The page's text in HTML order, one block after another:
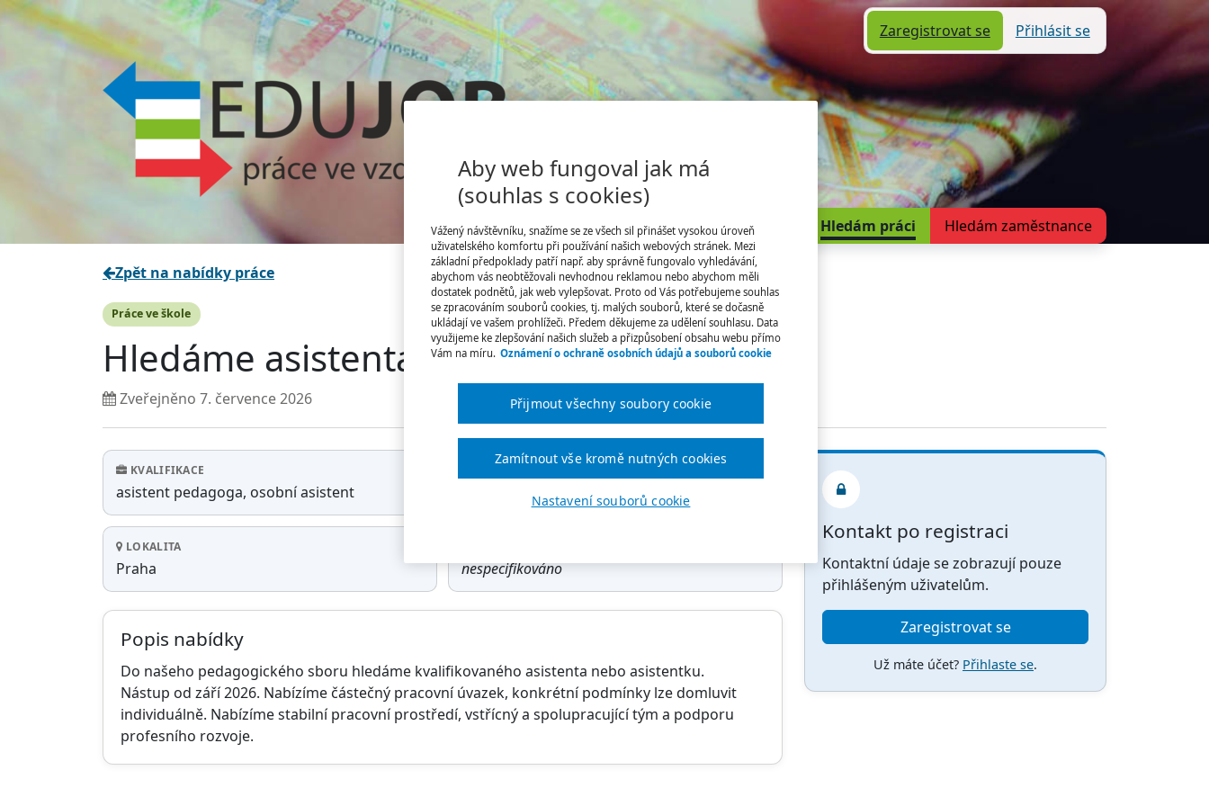
Zaregistrovat se Přihlásit se
Úvodní stránka
Jsem tu poprvé Hledám práci Hledám zaměstnance
Zpět na nabídky práce
Práce ve škole
Hledáme asistenta/ku
Zveřejněno 7. července 2026
Základní údaje nabídky
KVALIFIKACE
asistent pedagoga, osobní asistent částečný úvazek
LOKALITA
Praha nespecifikováno
Popis nabídky
Do našeho pedagogického sboru hledáme kvalifikovaného asistenta nebo asistentku.
Nástup od září 2026. Nabízíme částečný pracovní úvazek, konkrétní podmínky lze domluvit
individuálně. Nabízíme stabilní pracovní prostředí, vstřícný a spolupracující tým a podporu
profesního rozvoje.
Kontakt po registraci
Kontaktní údaje se zobrazují pouze
přihlášeným uživatelům.
Zaregistrovat se
Už máte účet? Přihlaste se.
Aby web fungoval jak má
(souhlas s cookies)
Vážený návštěvníku, snažíme se ze všech sil přinášet vysokou úroveň
uživatelského komfortu při používání našich webových stránek. Mezi
základní předpoklady patří např. aby správně fungovalo vyhledávání,
abychom vás neobtěžovali nevhodnou reklamou nebo abychom měli
dostatek podnětů, jak web vylepšovat. Proto od Vás potřebujeme souhlas
se zpracováním souborů cookies, tj. malých souborů, které se dočasně
ukládají ve vašem prohlížeči. Předem děkujeme za udělení souhlasu. Data
využijeme ke zlepšování našich služeb a přizpůsobení obsahu webu přímo
Vám na míru. Oznámení o ochraně osobních údajů a souborů cookie
Nastavení souborů cookie
Zamítnout vše kromě nutných cookies
Přijmout všechny soubory cookie